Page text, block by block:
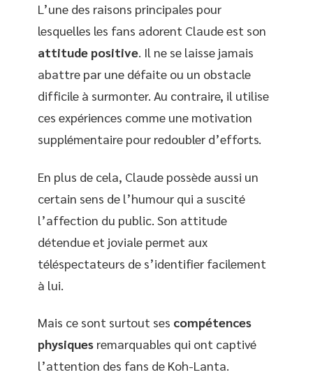
L’une des raisons principales pour
lesquelles les fans adorent Claude est son
attitude positive. Il ne se laisse jamais
abattre par une défaite ou un obstacle
difficile à surmonter. Au contraire, il utilise
ces expériences comme une motivation
supplémentaire pour redoubler d’efforts.
En plus de cela, Claude possède aussi un
certain sens de l’humour qui a suscité
l’affection du public. Son attitude
détendue et joviale permet aux
téléspectateurs de s’identifier facilement
à lui.
Mais ce sont surtout ses compétences
physiques remarquables qui ont captivé
l’attention des fans de Koh-Lanta.